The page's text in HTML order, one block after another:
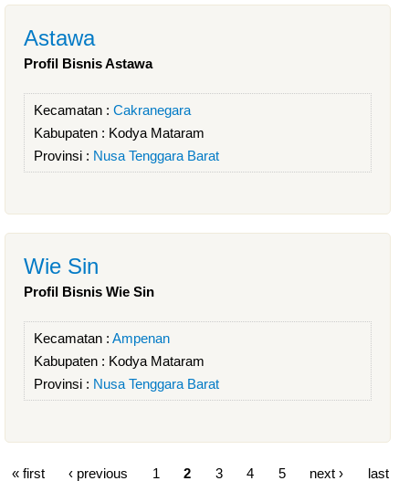
Astawa
Profil Bisnis Astawa
Kecamatan : Cakranegara
Kabupaten : Kodya Mataram
Provinsi : Nusa Tenggara Barat
Wie Sin
Profil Bisnis Wie Sin
Kecamatan : Ampenan
Kabupaten : Kodya Mataram
Provinsi : Nusa Tenggara Barat
« first ‹ previous 1 2 3 4 5 next ›
last